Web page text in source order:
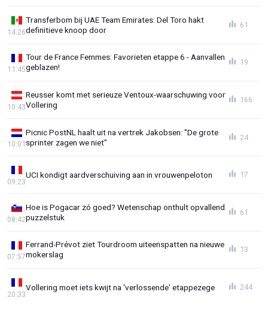
Transferbom bij UAE Team Emirates: Del Toro hakt
definitieve knoop door
14:26
61
Tour de France Femmes: Favorieten etappe 6 - Aanvallen
geblazen!
11:45
19
Reusser komt met serieuze Ventoux-waarschuwing voor
Vollering
10:43
166
Picnic PostNL haalt uit na vertrek Jakobsen: "De grote
sprinter zagen we niet"
10:01
24
UCI kondigt aardverschuiving aan in vrouwenpeloton
09:23
17
Hoe is Pogacar zó goed? Wetenschap onthult opvallend
puzzelstuk
08:42
61
Ferrand-Prévot ziet Tourdroom uiteenspatten na nieuwe
mokerslag
07:57
13
Vollering moet iets kwijt na 'verlossende' etappezege
20:33
244